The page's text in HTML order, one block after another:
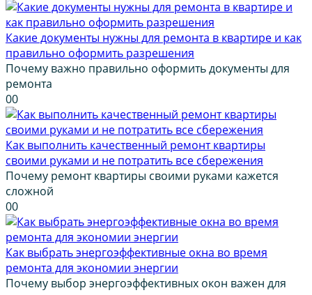
Какие документы нужны для ремонта в квартире и как
правильно оформить разрешения
Почему важно правильно оформить документы для
ремонта
00
Как выполнить качественный ремонт квартиры
своими руками и не потратить все сбережения
Почему ремонт квартиры своими руками кажется
сложной
00
Как выбрать энергоэффективные окна во время
ремонта для экономии энергии
Почему выбор энергоэффективных окон важен для